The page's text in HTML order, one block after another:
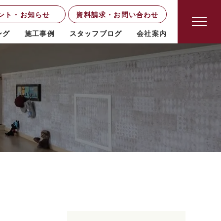
ト・お知らせ
資料請求・お問い合わせ
グ
施工事例 スタッフブログ 会社案内